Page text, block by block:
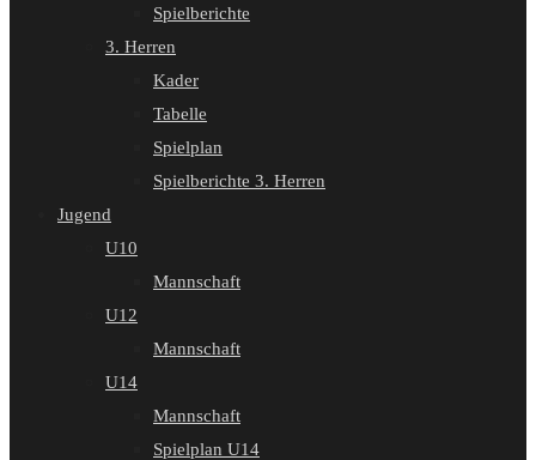
Spielberichte
3. Herren
Kader
Tabelle
Spielplan
Spielberichte 3. Herren
Jugend
U10
Mannschaft
U12
Mannschaft
U14
Mannschaft
Spielplan U14